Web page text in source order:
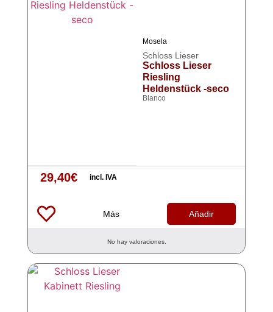
Mosela
Schloss Lieser
Schloss Lieser
Riesling
Heldenstück -seco
Blanco
29,40€ incl. IVA
Más Añadir
No hay valoraciones.